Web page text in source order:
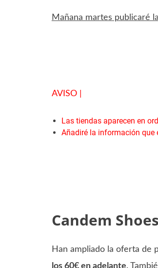
Mañana martes publicaré
AVISO |
Las tiendas aparecen en
Añadiré la información que
Candem Shoes
Han ampliado la oferta de
los 60€ en adelante.